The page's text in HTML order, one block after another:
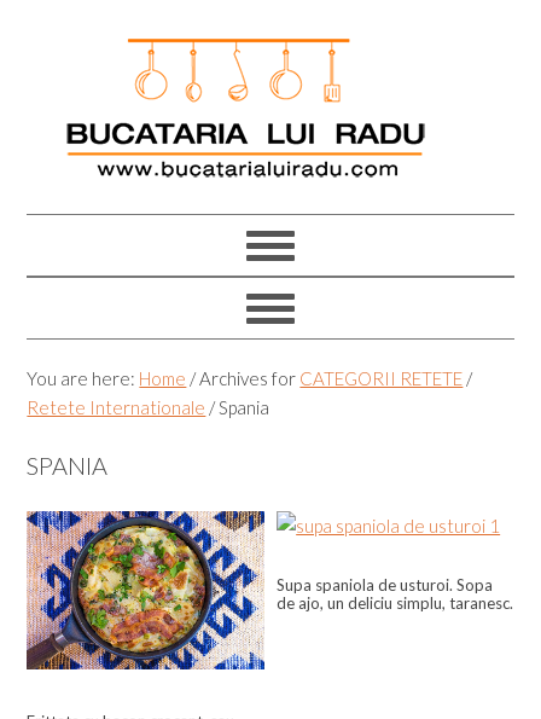
You are here: Home /Archives for CATEGORII RETETE /
Retete Internationale /Spania
SPANIA
Supa spaniola de usturoi. Sopa
de ajo, un deliciu simplu, taranesc.